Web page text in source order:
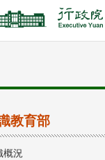
教育部
概況